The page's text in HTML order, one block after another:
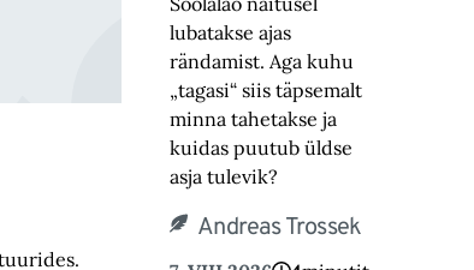
lubatakse ajas
rändamist. Aga kuhu
„tagasi“ siis täpsemalt
minna tahetakse ‎ja
kuidas puutub üldse
asja tulevik?‎
Andreas Trossek